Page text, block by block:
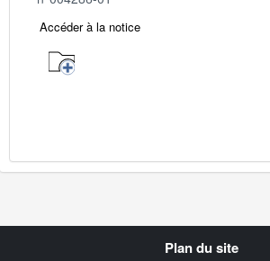
Accéder à la notice
Plan du site